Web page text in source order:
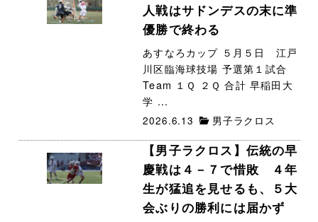
人戦はサドンデスの末に準
優勝で終わる
あすなろカップ ５月５日 江戸
川区臨海球技場 予選第１試合
Team １Ｑ ２Ｑ 合計 早稲田大
学 ...
2026.6.13 男子ラクロス
【男子ラクロス】伝統の早
慶戦は４－７で惜敗 ４年
生が猛追を見せるも、５大
会ぶりの勝利には届かず